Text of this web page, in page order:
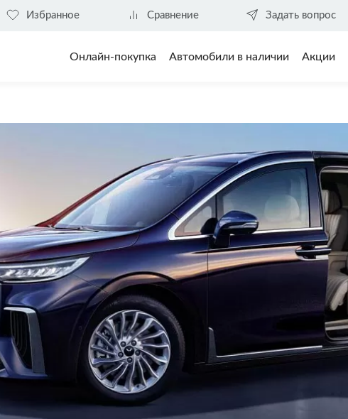
Избранное Сравнение Задать вопрос
Онлайн-покупка Автомобили в наличии Акции